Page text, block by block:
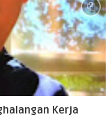
Kerja